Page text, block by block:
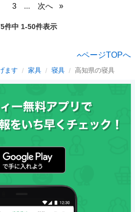
3 ... 次へ
件中 1-50件表示
ページTOPへ
ます 家具 寝具 高知県の寝具